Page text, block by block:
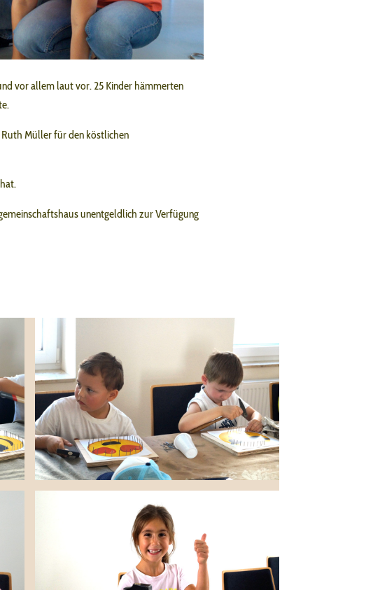
vor allem laut vor. 25 Kinder hämmerten
Müller für den köstlichen
unentgeldlich zur Verfügung